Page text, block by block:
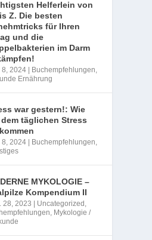
Helferlein von
Z. Die besten
für Ihren
und die
im Darm
8, 2024 Buchempfehlungen,
Ernährung
war gestern!: Wie
dem täglichen Stress
8, 2024 Buchempfehlungen,
MYKOLOGIE –
Kompendium II
28, 2023 Uncategorized ,
, Mykologie /